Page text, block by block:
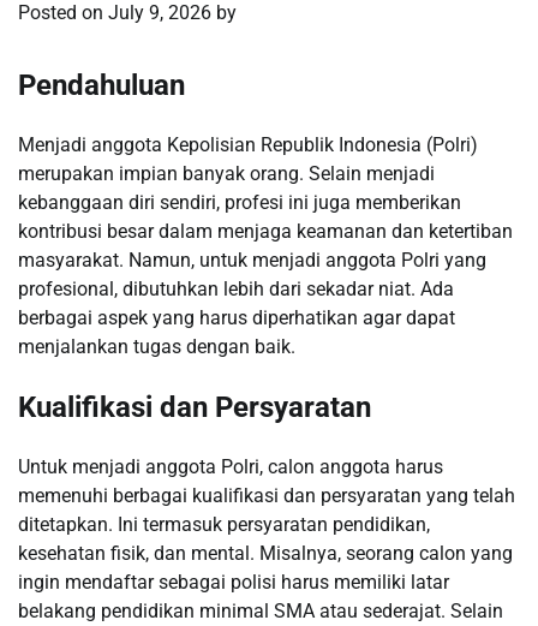
Posted on July 9, 2026 by
Pendahuluan
Menjadi anggota Kepolisian Republik Indonesia (Polri)
merupakan impian banyak orang. Selain menjadi
kebanggaan diri sendiri, profesi ini juga memberikan
kontribusi besar dalam menjaga keamanan dan ketertiban
masyarakat. Namun, untuk menjadi anggota Polri yang
profesional, dibutuhkan lebih dari sekadar niat. Ada
berbagai aspek yang harus diperhatikan agar dapat
menjalankan tugas dengan baik.
Kualifikasi dan Persyaratan
Untuk menjadi anggota Polri, calon anggota harus
memenuhi berbagai kualifikasi dan persyaratan yang telah
ditetapkan. Ini termasuk persyaratan pendidikan,
kesehatan fisik, dan mental. Misalnya, seorang calon yang
ingin mendaftar sebagai polisi harus memiliki latar
belakang pendidikan minimal SMA atau sederajat. Selain